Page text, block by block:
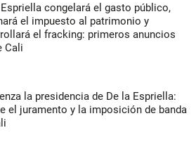
congelará el gasto público,
el impuesto al patrimonio y
el fracking: primeros anuncios
Cali
la presidencia de De la Espriella:
el juramento y la imposición de banda